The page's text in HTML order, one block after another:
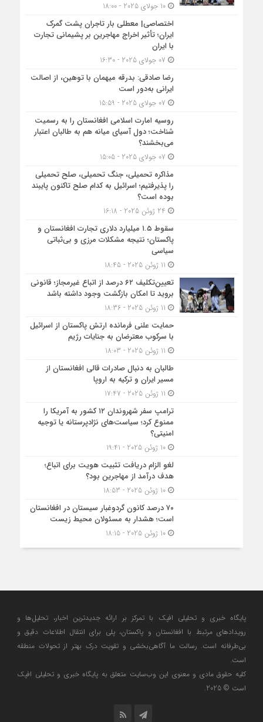
10 جولای 2025 - 18:00
اختصاصی| معطلی بار تاجران پشت گمرک
ایران؛ تأثیر اخراج مهاجرین بر پشیمانی تجارت
با ایران
رضا صادقی: بدرقه میهمان با توهین، از اصالت
ایرانی به‌دور است
روسیه امارت اسلامی افغانستان را به رسمیت
شناخت؛ دول آسیای میانه هم به طالبان اعتبار
می‎‌بخشند؟
مذاکره تحمیلی، جنگ تحمیلی، صلح تحمیلی
را پذیرفتیم؛ اسرائیل به کدام صلح تاکنون پایبند
بوده است؟
سقوط ۱.۵ میلیارد دلاری تجارت افغانستان و
پاکستان؛ نتیجه مشکلات مرزی و بی‌ثباتی
سیاسی
تعیین‌تکلیف ۶۲ درصد از اتباع غیرمجاز؛ قانونی
بروید تا امکان بازگشت وجود داشته باشد
حمایت علنی فرمانده ارتش پاکستان از اسرائیل
با سرکوب معترضان به جنایات رژیم
طالبان به دنبال صادرات قالی افغانستان از
مسیر ایران و ترکیه به اروپا
ترامپ سفر شهروندان ۱۲ کشور به آمریکا را
ممنوع کرد؛ سیاست‌های نژادپرستانه یا توجیه
امنیتی؟
10 ژوئن 2025 - 19:41
لغو الزام دریافت تثبیت هویت برای اتباع؛
هدف درآمد از مهاجرین بود؟
10 ژوئن 2025 - 18:53
۷۰ درصد کانون گردوغبار سیستان در افغانستان
است؛ هشدار به مسئولان محیط زیست
10 ژوئن 2025 - 18:15
پایگاه خبری و تحلیلی افپک با تمرکز بر ارائه جدیدترین اخبار، تحلیل‌ها و
رویدادهای مرتبط با افغانستان و پاکستان، پلی برای انتقال اطلاعات دقیق و
بی‌طرفانه است. رسالت ما آگاهی‌بخشی و تقویت درک بهتر از تحولات منطقه
است.
کلیه حقوق مادی و معنوی این وب‌سایت متعلق به پایگاه خبری و تحلیلی افپک
است © 2025.